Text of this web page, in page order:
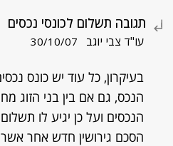
תגובה תשלום לכונסי נכסים
עו"ד צבי יוגב 30/10/07
בעיקרון, כל עוד יש כונס
הנכס, גם אם בין בני הזוג
הנכסים ועל כן יגיע לו
הסכם גירושין חדש אחר אשר